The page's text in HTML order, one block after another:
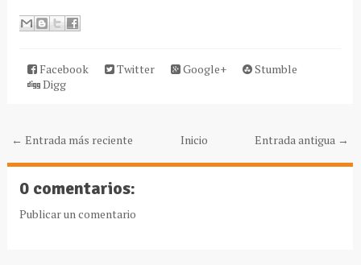
Facebook Twitter Google+
Stumble
Digg
← Entrada más reciente Entrada antigua →
Inicio
0 comentarios:
Publicar un comentario